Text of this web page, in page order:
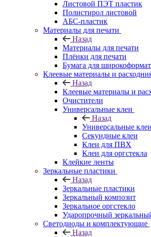
Листовой ПЭТ пластик
Полистирол листовой
АБС-пластик
Материалы для печати
Назад
Материалы для печати
Плёнки для печати
Бумага для
Клеевые материалы и
Назад
Клеевые материалы и
Очистители
Универсальные клеи
Назад
Универсальные клеи
Секундные клеи
Клеи для ПВХ
Клеи для оргстекла
Клейкие ленты
Зеркальные пластики
Назад
Зеркальные пластики
Зеркальный композит
Зеркальное оргстекло
Ударопрочный
Светодиоды и комплектующие
Назад